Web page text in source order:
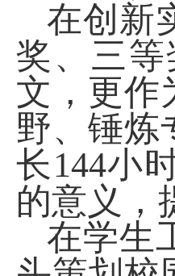
在创新
奖、三
文，更作
野、锤炼
长 144小
的意义，
在学生